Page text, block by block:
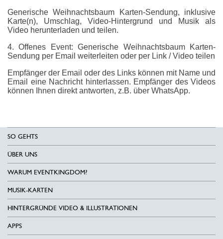
Generische Weihnachtsbaum Karten-Sendung, inklusive
Karte(n), Umschlag, Video-Hintergrund und Musik als
Video herunterladen und teilen.
4. Offenes Event: Generische Weihnachtsbaum Karten-
Sendung per Email weiterleiten oder per Link / Video teilen
Empfänger der Email oder des Links können mit Name und
Email eine Nachricht hinterlassen. Empfänger des Videos
können Ihnen direkt antworten, z.B. über WhatsApp.
SO GEHTS
ÜBER UNS
WARUM EVENTKINGDOM?
MUSIK-KARTEN
HINTERGRÜNDE VIDEO & ILLUSTRATIONEN
APPS